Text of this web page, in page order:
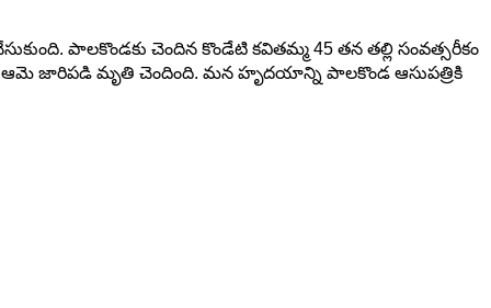
పాలకొండకు చెందిన కొండేటి కవితమ్మ 45 తన తల్లి సంవత్సరీకం
ఆమె జారిపడి మృతి చెందింది. మన హృదయాన్ని పాలకొండ ఆసుపత్రికి